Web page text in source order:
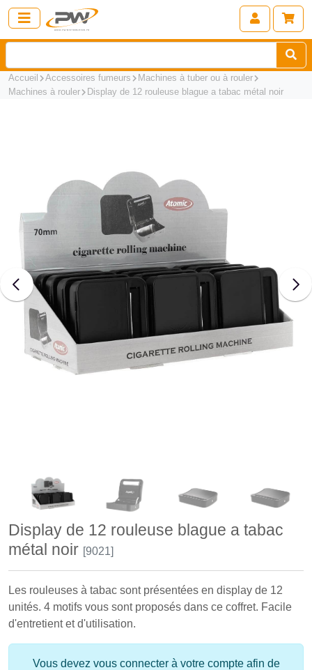
Accueil Accessoires fumeurs
Machines à tuber ou à rouler
Machines à rouler
Display de 12 rouleuse blague a tabac métal noir
Display de 12 rouleuse blague a tabac
métal noir [9021]
Les rouleuses à tabac sont présentées en display de 12
unités. 4 motifs vous sont proposés dans ce coffret. Facile
d'entretient et d'utilisation.
Vous devez vous connecter à votre compte afin de